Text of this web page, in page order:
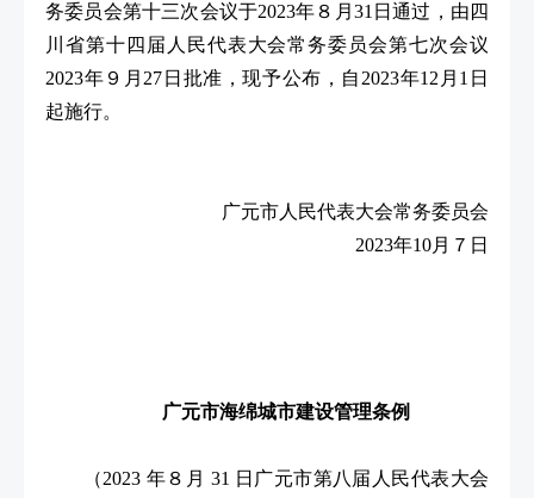
务委员会第十三次会议于2023年８月31日通过，由四
川省第十四届人民代表大会常务委员会第七次会议
2023年９月27日批准，现予公布，自2023年12月1日
起施行。
广元市人民代表大会常务委员会
2023年10月７日
广元市海绵城市建设管理条例
（2023 年８月 31 日广元市第八届人民代表大会